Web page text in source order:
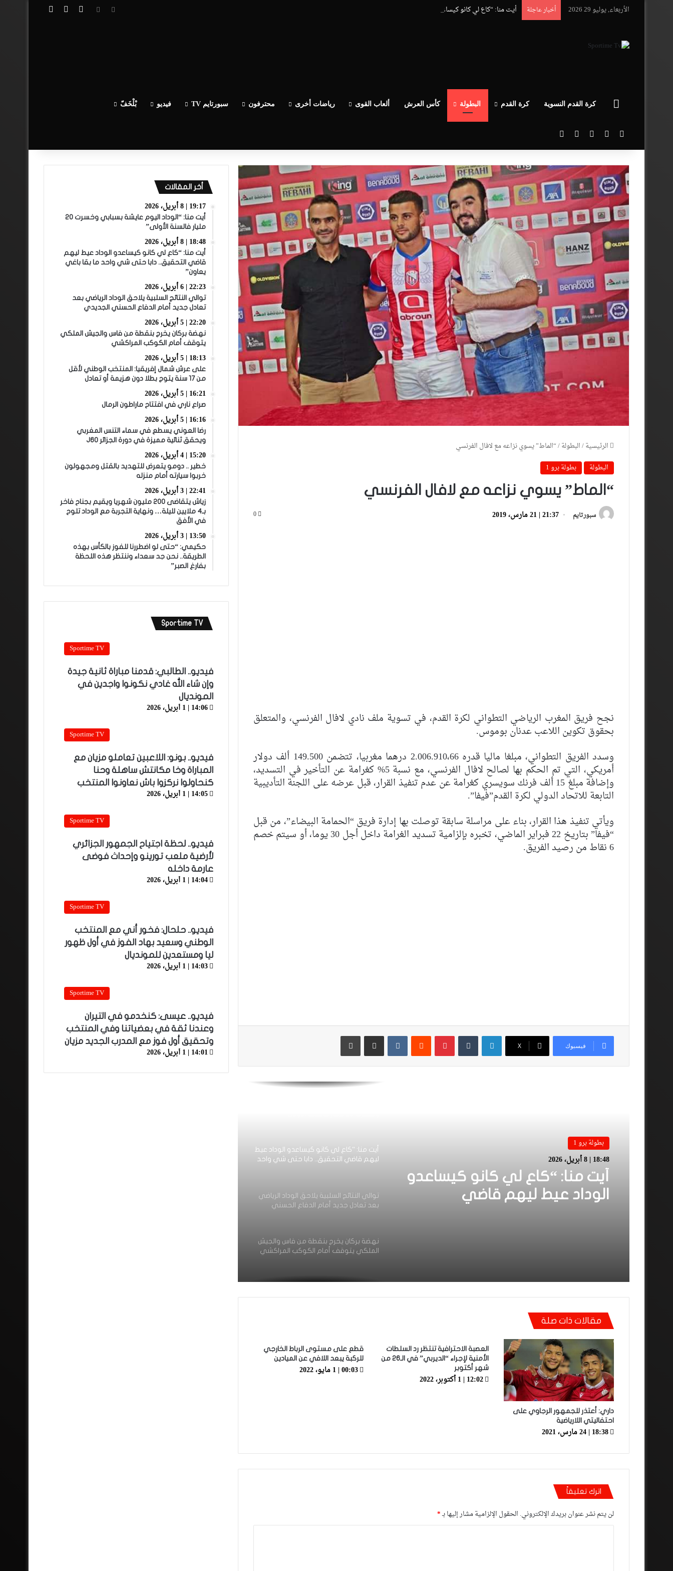
الأربعاء, يوليو 29 2026 أخبار عاجلة أيت منا: “كاع لي كانو كيساعدو الوداد عيط ليهم قاضي التحقيق.. دابا حتى شي واحد ما بقا باغي يعاون” تسجيل الدخول
مقال عشوائي
الرئيسيةكرة القدم النسوية كرة القدم البطولة كأس العرش ألعاب القوى رياضات أخرى محترفون سبورتايم TV فيديو بْلْخَفّ
فيسبوك ‫YouTubeانستقرام
الرئيسية/البطولة/“الماط” يسوي نزاعه مع لافال الفرنسي
البطولة
بطولة برو 1
“الماط” يسوي نزاعه مع لافال الفرنسي
سبورتايم 21:37 | 21 مارس، 2019 0
نجح فريق المغرب الرياضي التطواني لكرة القدم، في تسوية ملف نادي لافال الفرنسي، والمتعلق
بحقوق تكوين اللاعب عدنان بوموس.
وسدد الفريق التطواني، مبلغا ماليا قدره 2.006.910،66 درهما مغربيا، تتضمن 149.500 ألف دولار
أمريكي، التي تم الحكم بها لصالح لافال الفرنسي، مع نسبة 5% كغرامة عن التأخير في التسديد،
وإضافة مبلغ 15 ألف فرنك سويسري كغرامة عن عدم تنفيذ القرار، قبل عرضه على اللجنة التأديبية
التابعة للاتحاد الدولي لكرة القدم”فيفا”.
ويأتي تنفيذ هذا القرار، بناء على مراسلة سابقة توصلت بها إدارة فريق “الحمامة البيضاء”، من قبل
“فيفا” بتاريخ 22 فبراير الماضي، تخبره بإلزامية تسديد الغرامة داخل أجل 30 يوما، أو سيتم خصم
6 نقاط من رصيد الفريق.
فيسبوك ‫X
لينكدإن بينتيريست مشاركة عبر البريد طباعة
بطولة برو 1
18:48 | 8 أبريل، 2026
أيت منا: “كاع لي كانو كيساعدو
الوداد عيط ليهم قاضي
حسنية أكادير
مؤجلات البطولة بعد التوقف الدولي
أيت منا: “كاع لي كانو كيساعدو الوداد عيط
ليهم قاضي التحقيق.. دابا حتى شي واحد
توالي النتائج السلبية يلاحق الوداد الرياضي
بعد تعادل جديد أمام الدفاع الحسني
نهضة بركان يخرج بنقطة من فاس والجيش
الملكي يتوقف أمام الكوكب المراكشي
بجناح فاخر بـ4 ملايين لليلة… ونهاية
مقالات ذات صلة
داري: أعتذر للجمهور الرجاوي على
احتفاليتي اللارياضية
18:38 | 24 مارس، 2021
العصبة الاحترافية تنتظر رد السلطات
الأمنية لإجراء “الديربي” في الـ26 من
شهر أكتوبر
12:02 | 1 أكتوبر، 2022
قطع على مستوى الرباط الخارجي
للركبة يبعد اللافي عن الميادين
00:03 | 1 مايو، 2022
اترك تعليقاً
لن يتم نشر عنوان بريدك الإلكتروني. الحقول الإلزامية مشار إليها بـ*
أخر المقالات
19:17 | 8 أبريل، 2026
أيت منا: “الوداد اليوم عايشة بسبابي وخسرت 20
مليار فالسنة الأولى”
18:48 | 8 أبريل، 2026
أيت منا: “كاع لي كانو كيساعدو الوداد عيط ليهم
قاضي التحقيق.. دابا حتى شي واحد ما بقا باغي
يعاون”
22:23 | 6 أبريل، 2026
توالي النتائج السلبية يلاحق الوداد الرياضي بعد
تعادل جديد أمام الدفاع الحسني الجديدي
22:20 | 5 أبريل، 2026
نهضة بركان يخرج بنقطة من فاس والجيش الملكي
يتوقف أمام الكوكب المراكشي
18:13 | 5 أبريل، 2026
على عرش شمال إفريقيا: المنتخب الوطني لأقل
من 17 سنة يتوج بطلا دون هزيمة أو تعادل
16:21 | 5 أبريل، 2026
صراع ناري في افتتاح ماراطون الرمال
16:16 | 5 أبريل، 2026
رضا العوني يسطع في سماء التنس المغربي
ويحقق ثنائية مميزة في دورة الجزائر J60
15:20 | 4 أبريل، 2026
خطير .. دومو يتعرض للتهديد بالقتل ومجهولون
خربوا سيارته أمام منزله
22:41 | 3 أبريل، 2026
زياش يتقاضى 200 مليون شهريا ويقيم بجناح فاخر
بـ4 ملايين لليلة… ونهاية التجربة مع الوداد تلوح
في الأفق
13:50 | 3 أبريل، 2026
حكيمي: “حتى لو اضطررنا للفوز بالكأس بهذه
الطريقة.. نحن جد سعداء وننتظر هذه اللحظة
بفارغ الصبر”
Sportime TV
Sportime TV
فيديو.. الطالبي: قدمنا مباراة ثانية جيدة
وإن شاء الله غادي نكونوا واجدين في
المونديال
14:06 | 1 أبريل، 2026
Sportime TV
فيديو.. بونو: اللاعبين تعاملو مزيان مع
المباراة وخا مكانتش ساهلة وحنا
كنحاولوا نركزوا باش نعاونوا المنتخب
14:05 | 1 أبريل، 2026
Sportime TV
فيديو.. لحظة اجتياح الجمهور الجزائري
لأرضية ملعب تورينو وإحداث فوضى
عارمة داخله
14:04 | 1 أبريل، 2026
Sportime TV
فيديو.. حلحال: فخور أني مع المنتخب
الوطني وسعيد بهاد الفوز في أول ظهور
ليا ومستعدين للمونديال
14:03 | 1 أبريل، 2026
Sportime TV
فيديو.. عيسى: كنخدمو في التيران
وعندنا ثقة في بعضياتنا وفي المنتخب
وتحقيق أول فوز مع المدرب الجديد مزيان
14:01 | 1 أبريل، 2026